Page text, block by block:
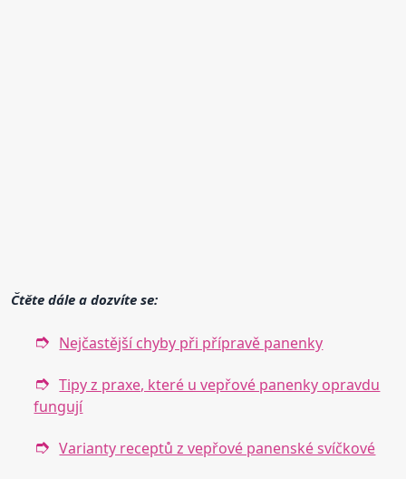
Čtěte dále a dozvíte se:
Nejčastější chyby při přípravě panenky
Tipy z praxe, které u vepřové panenky opravdu
fungují
Varianty receptů z vepřové panenské svíčkové